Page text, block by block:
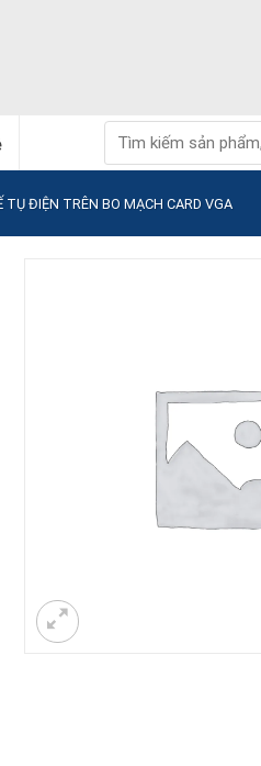
kiếm:
ĐIỆN TRÊN BO MẠCH CARD VGA